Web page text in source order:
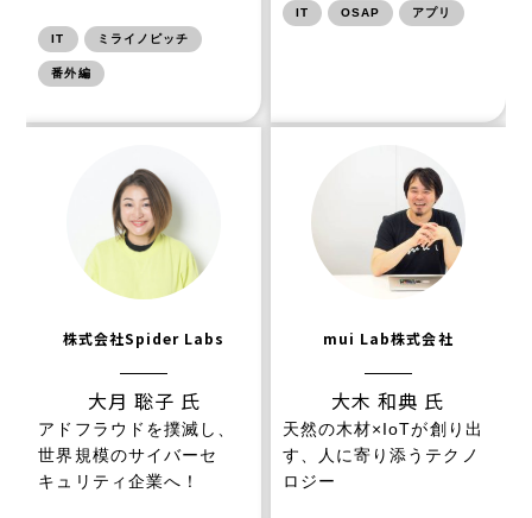
IT ミライノピッチ
番外編
IT OSAP アプリ
株式会社Spider Labs
大月 聡子 氏
アドフラウドを撲滅し、
世界規模のサイバーセ
キュリティ企業へ！
mui Lab株式会社
大木 和典 氏
天然の木材×IoTが創り出
す、人に寄り添うテクノ
ロジー